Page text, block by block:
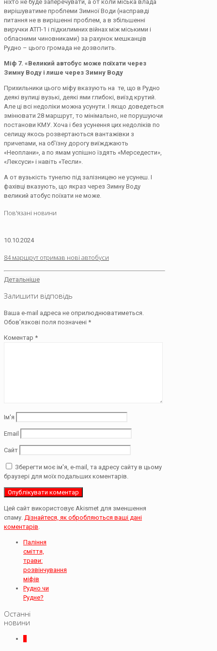
ніхто не буде заперечувати, а от коли міська влада
вирішуватиме проблеми Зимної Води (насправді
питання не в вирішенні проблем, а в збільшенні
виручки АТП-1 і підкилимних війнах між міськими і
обласними чиновниками) за рахунок мешканців
Рудно – цього громада не дозволить.
Міф 7. «Великий автобус може поїхати через
Зимну Воду і лише через Зимну Воду
Прихильники цього міфу вказують на те, що в Рудно
деякі вулиці вузькі, деякі ями глибокі, виїзд крутий.
Але ці всі недоліки можна усунути. І якщо доведеться
змінювати 28 маршрут, то мінімально, не порушуючи
постанови КМУ. Хоча і без усунення цих недоліків по
селищу якось розвертаються вантажівки з
причепами, на об’їзну дорогу виїжджають
«Неоплани», а по ямам успішно їздять «Мерседести»,
«Лексуси» і навіть «Тесли».
А от вузькість тунелю під залізницею не усунеш. І
фахівці вказують, що якраз через Зимну Воду
великий атобус поїхати не може.
Пов'язані новини
10.10.2024
84 маршрут отримав нові автобуси
Детальніше
Залишити відповідь
Ваша e-mail адреса не оприлюднюватиметься.
Обов’язкові поля позначені *
Коментар *
Ім'я
Email
Сайт
Зберегти моє ім'я, e-mail, та адресу сайту в цьому
браузері для моїх подальших коментарів.
Цей сайт використовує Akismet для зменшення
спаму. Дізнайтеся, як обробляються ваші дані
коментарів
Паління
сміття,
трави:
розвінчування
міфів
Рудно чи
Рудне?
Останні
новини